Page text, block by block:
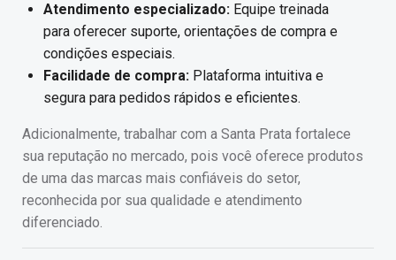
Atendimento especializado: Equipe treinada
para oferecer suporte, orientações de compra e
condições especiais.
Facilidade de compra: Plataforma intuitiva e
segura para pedidos rápidos e eficientes.
Adicionalmente, trabalhar com a Santa Prata fortalece
sua reputação no mercado, pois você oferece produtos
de uma das marcas mais confiáveis do setor,
reconhecida por sua qualidade e atendimento
diferenciado.